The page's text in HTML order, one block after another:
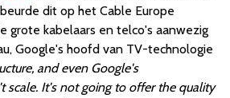
dit op het Cable Europe
grote kabelaars en telco's aanwezig
Google's hoofd van TV-technologie
and even Google's
scale. It's not going to offer the quality